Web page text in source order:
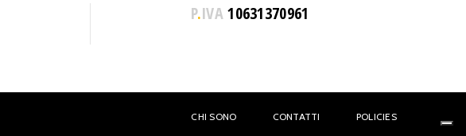
P.IVA10631370961
CHI SONO CONTATTI POLICIES